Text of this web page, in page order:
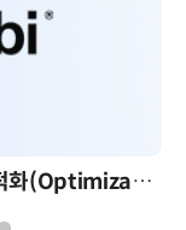
AI 시대의 의사결정을 바꾸는 수리최적화(Optimization): 실제 산업 적용 사례와 활용 전략